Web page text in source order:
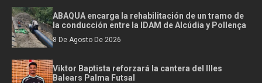
ABAQUA encarga la rehabilitación de un tramo de
la conducción entre la IDAM de Alcúdia y Pollença
8 De Agosto De 2026
Viktor Baptista reforzará la cantera del Illes
Balears Palma Futsal